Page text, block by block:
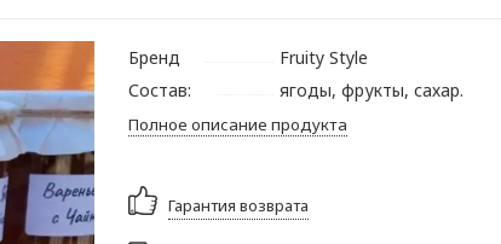
Бренд
Fruity Style
Состав:
ягоды, фрукты, сахар.
Полное описание продукта
Гарантия возврата